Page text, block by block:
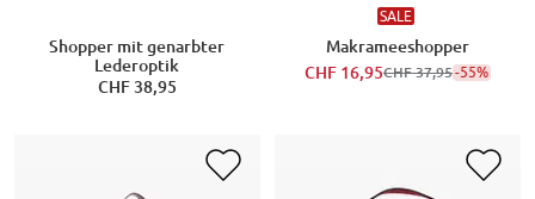
Shopper mit genarbter
Lederoptik
CHF 38,95
SALE
Makrameeshopper
CHF 16,95CHF 37,95-55%